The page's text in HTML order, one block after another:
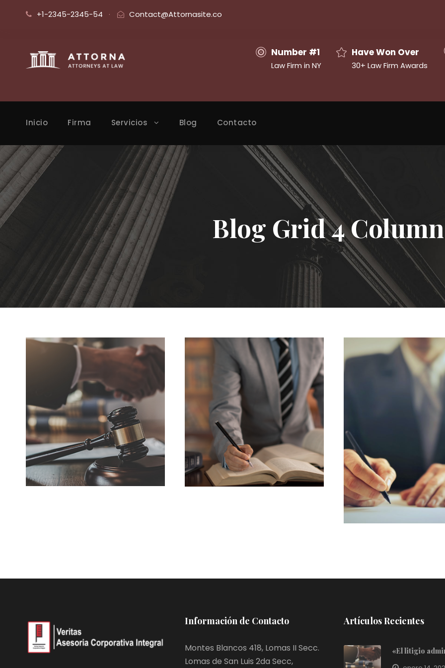
+1-2345-2345-54 · Contact@Attornasite.co
Number #1
Law Firm in NY
Have Won Over
30+ Law Firm Awards
Inicio Firma Servicios Blog Contacto
Blog Grid 4
ENERO 14, 2023 ENERO 14, 2023
ENERO 14,
Información de Contacto
Montes Blancos 418, Lomas II Secc.
Lomas de San Luis 2da Secc,
Artículos Recientes
«El litigio